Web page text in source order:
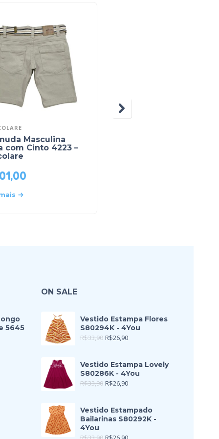
Masculina
com Cinto 4223 –
5645
ON SALE
Vestido Estampa Flores
S80294K - 4You
R$33,90 R$26,90
Vestido Estampa Lovely
S80286K - 4You
R$33,90 R$26,90
Vestido Estampado
Bailarinas S80292K -
4You